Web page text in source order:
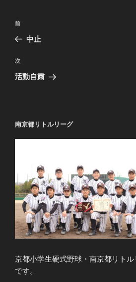
投
ビ
ゲ
ン
過
去
投
稿
前
中止
次
の
次
活動自粛
南京都リトルリーグ
京都小学生硬式野球・南京都リト
です。